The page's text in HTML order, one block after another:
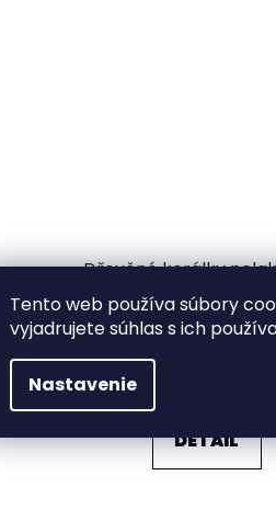
Tento web používa súbory
vyjadrujete súhlas s ich
Nastavenie
Dřevěné korálky
Ø12 mm
Odosielame do 7
DETAIL